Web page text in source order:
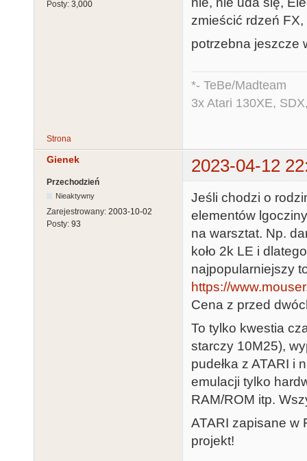
Posty: 3,000
zmieścić rdzeń
potrzebna jeszcze
*- TeBe/Madteam
3x Atari 130XE,
Strona
Gienek 2023-04-12
Przechodzień
Nieaktywny
Zarejestrowany: 2003-10-02
Posty: 93
Jeśli chodzi o
elementów
na warsztat. Np.
koło 2k LE i
najpopularniejszy
https://
Cena z przed
To tylko kwestia
starczy 10M25),
pudełka z ATARI i
emulacji tylko
RAM/ROM itp.
ATARI zapisane w
projekt!